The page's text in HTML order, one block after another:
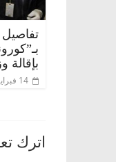
تفاصيل
بإقالة
14 فبراير، 2020
اترك